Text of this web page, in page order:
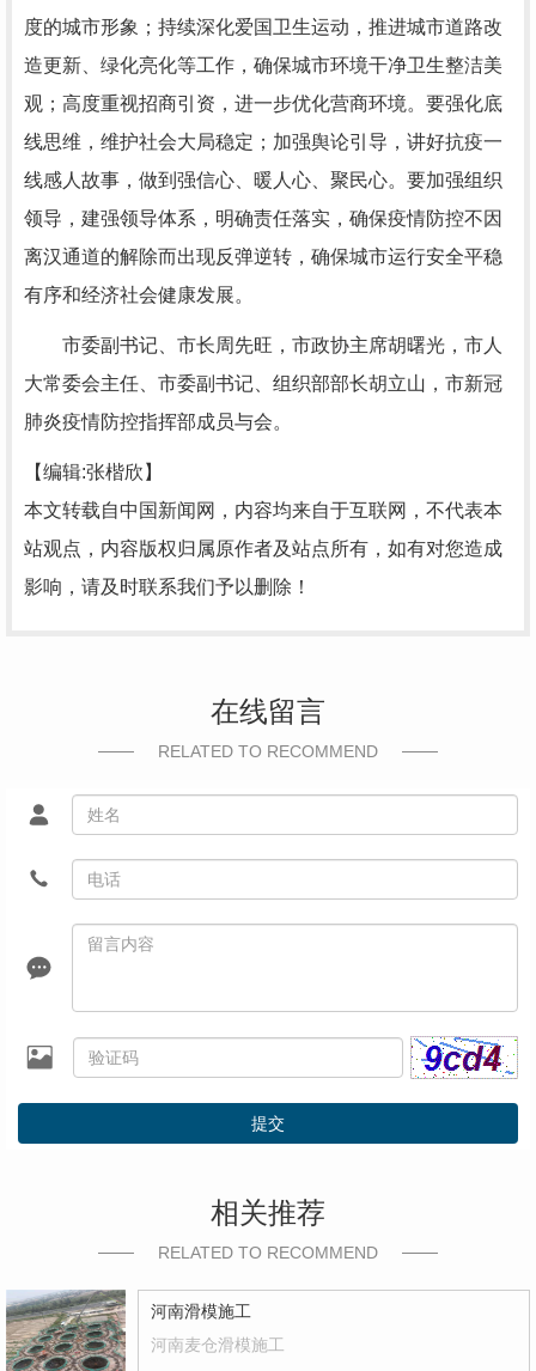
度的城市形象；持续深化爱国卫生运动，推进城市道路改
造更新、绿化亮化等工作，确保城市环境干净卫生整洁美
观；高度重视招商引资，进一步优化营商环境。要强化底
线思维，维护社会大局稳定；加强舆论引导，讲好抗疫一
线感人故事，做到强信心、暖人心、聚民心。要加强组织
领导，建强领导体系，明确责任落实，确保疫情防控不因
离汉通道的解除而出现反弹逆转，确保城市运行安全平稳
有序和经济社会健康发展。
市委副书记、市长周先旺，市政协主席胡曙光，市人
大常委会主任、市委副书记、组织部部长胡立山，市新冠
肺炎疫情防控指挥部成员与会。
【编辑:张楷欣】
本文转载自中国新闻网，内容均来自于互联网，不代表本
站观点，内容版权归属原作者及站点所有，如有对您造成
影响，请及时联系我们予以删除！
在线留言
RELATED TO RECOMMEND
提交
相关推荐
RELATED TO RECOMMEND
河南滑模施工
河南麦仓滑模施工